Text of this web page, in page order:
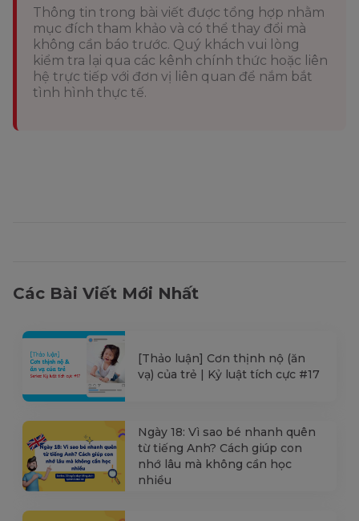
Thông tin trong bài viết được tổng hợp nhằm
mục đích tham khảo và có thể thay đổi mà
không cần báo trước. Quý khách vui lòng
kiểm tra lại qua các kênh chính thức hoặc liên
hệ trực tiếp với đơn vị liên quan để nắm bắt
tình hình thực tế.
Các Bài Viết Mới Nhất
[Thảo luận] Cơn thịnh nộ (ăn
vạ) của trẻ | Kỷ luật tích cực #17
Ngày 18: Vì sao bé nhanh quên
từ tiếng Anh? Cách giúp con
nhớ lâu mà không cần học
nhiều